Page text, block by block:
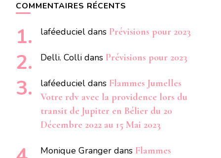
COMMENTAIRES RÉCENTS
laféeduciel dans Prévisions pour 2023
Delli. Colli dans Prévisions pour 2023
laféeduciel dans Flammes Jumelles
Votre rdv avec la providence lors du
transit de Jupiter en Bélier du 20
Décembre 2022 au 15 Mai 2023
Monique Granger dans Flammes